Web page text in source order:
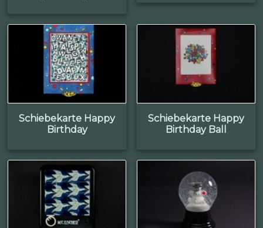
Schiebekarte Happy
Birthday
Schiebekarte Happy
Birthday Ball